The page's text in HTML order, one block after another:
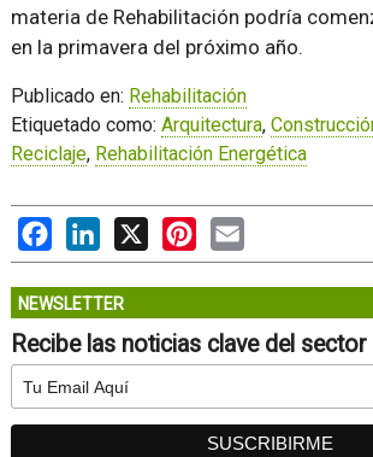
materia de Rehabilitación podría
en la primavera del próximo año.
Publicado en: Rehabilitación
Etiquetado como: Arquitectura,
Reciclaje, Rehabilitación Energética
FacebookLinkedIn
X PinterestEmail
NEWSLETTER
Recibe las noticias clave del sector